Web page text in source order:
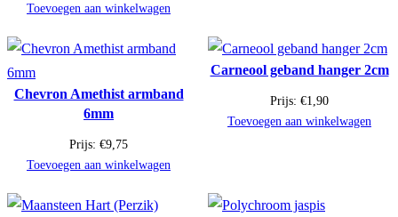
Toevoegen aan winkelwagen
Chevron Amethist armband
6mm
Prijs: €9,75
Toevoegen aan winkelwagen
Carneool geband hanger 2cm
Prijs: €1,90
Toevoegen aan winkelwagen